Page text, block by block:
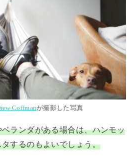
Coffmanが撮影した写真
ランダがある場合は、ハンモッ
するのもよいでしょう。